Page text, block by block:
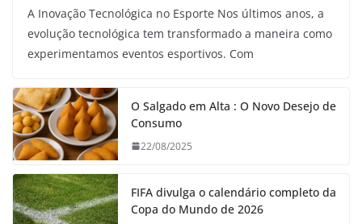
A Inovação Tecnológica no Esporte Nos últimos anos, a
evolução tecnológica tem transformado a maneira como
experimentamos eventos esportivos. Com
O Salgado em Alta : O Novo Desejo de
Consumo
22/08/2025
FIFA divulga o calendário completo da
Copa do Mundo de 2026